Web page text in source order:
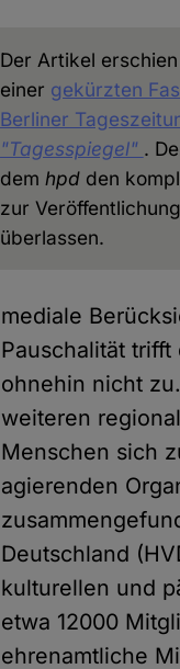
Der Artikel
einer gekürzten
Berliner
"Tagesspiegel" .
dem hpdden
zur Veröffentlichung
überlassen.
mediale
Pauschalität
ohnehin nicht
weiteren
Menschen sich
agierenden
Deutschland
kulturellen und
etwa 12000
ehrenamtliche